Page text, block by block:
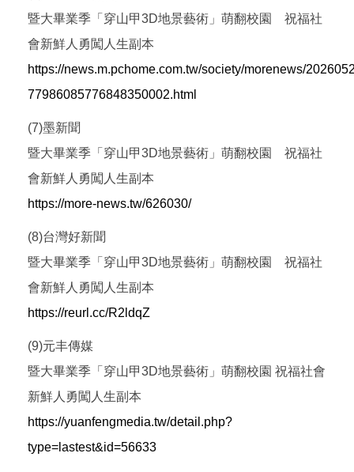
暨大畢業季「穿山甲3D地景藝術」萌翻校園 祝福社
會新鮮人勇闖人生副本
https://news.m.pchome.com.tw/society/morenews/
77986085776848350002.html
(7)墨新聞
暨大畢業季「穿山甲3D地景藝術」萌翻校園 祝福社
會新鮮人勇闖人生副本
https://more-news.tw/626030/
(8)台灣好新聞
暨大畢業季「穿山甲3D地景藝術」萌翻校園 祝福社
會新鮮人勇闖人生副本
https://reurl.cc/R2ldqZ
(9)元丰傳媒
暨大畢業季「穿山甲3D地景藝術」萌翻校園 祝福社會
新鮮人勇闖人生副本
https://yuanfengmedia.tw/detail.php?
type=lastest&id=56633